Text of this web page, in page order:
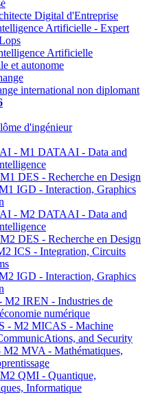
Digital d'Entreprise
Artificielle - Expert
Artificielle
et autonome
international non diplomant
d'ingénieur
- M1 DATAAI - Data and
DES - Recherche en Design
IGD - Interaction, Graphics
- M2 DATAAI - Data and
DES - Recherche en Design
ICS - Integration, Circuits
IGD - Interaction, Graphics
IREN - Industries de
numérique
- M2 MICAS - Machine
and Security
MVA - Mathématiques,
QMI - Quantique,
Informatique